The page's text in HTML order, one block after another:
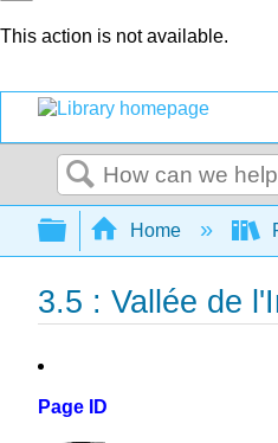
This action is not available.
Search
Expand/
Home
3.5 : Vallée de
Page ID